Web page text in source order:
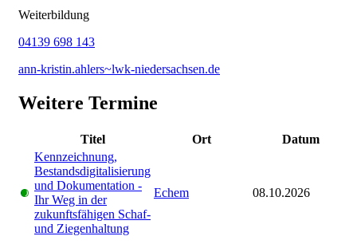
Weiterbildung
04139 698 143
ann-kristin.ahlers~lwk-niedersachsen.de
Weitere Termine
Titel Ort
Datum
Kennzeichnung,
Bestandsdigitalisierung
und Dokumentation -
Ihr Weg in der
zukunftsfähigen Schaf-
und Ziegenhaltung
Echem 08.10.2026